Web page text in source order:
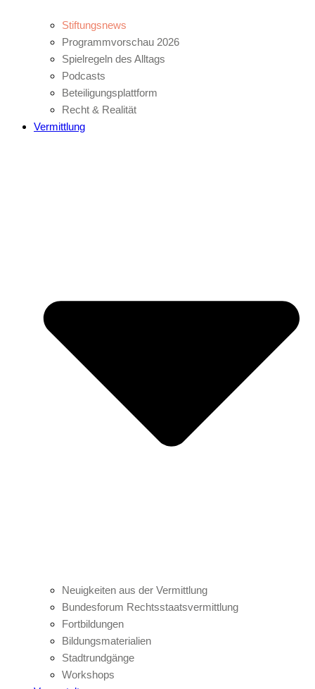
Stiftungsnews
Programmvorschau 2026
Spielregeln des Alltags
Podcasts
Beteiligungsplattform
Recht & Realität
Vermittlung
Neuigkeiten aus der Vermittlung
Bundesforum Rechtsstaatsvermittlung
Fortbildungen
Bildungsmaterialien
Stadtrundgänge
Workshops